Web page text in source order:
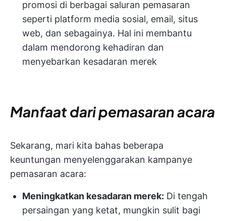
promosi di berbagai saluran pemasaran
seperti platform media sosial, email, situs
web, dan sebagainya. Hal ini membantu
dalam mendorong kehadiran dan
menyebarkan kesadaran merek
Manfaat dari pemasaran acara
Sekarang, mari kita bahas beberapa
keuntungan menyelenggarakan kampanye
pemasaran acara:
Meningkatkan kesadaran merek: Di tengah
persaingan yang ketat, mungkin sulit bagi